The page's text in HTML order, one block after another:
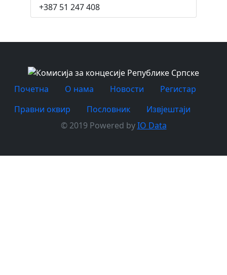
+387 51 247 408
Почетна O нама Новости
Регистар
Правни оквир
Пословник
Извјештаји
© 2019 Powered byIO Data